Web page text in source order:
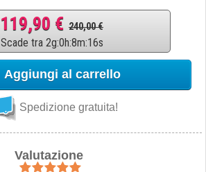
119,90 € 240,00 €
Scade tra 2g:0h:8m:15s
Aggiungi al carrello
Spedizione gratuita!
Valutazione